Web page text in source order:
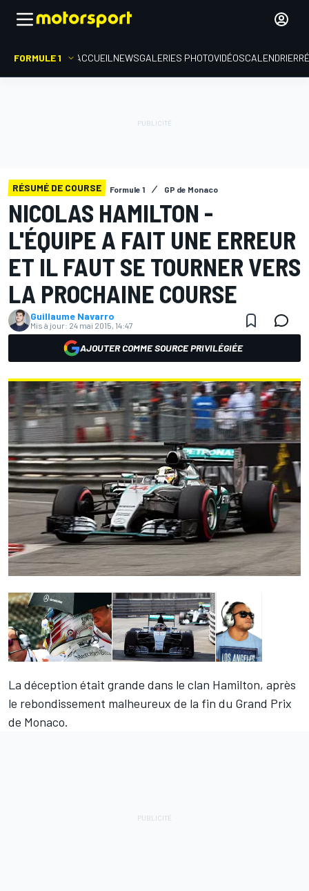
FORMULE 1 ACCUEIL NEWSGALERIES PHOTOVIDÉOSCALENDRIER
RÉSUMÉ DE COURSE Formule 1 GP de Monaco
NICOLAS HAMILTON -
L'ÉQUIPE A FAIT UNE ERREUR
ET IL FAUT SE TOURNER VERS
LA PROCHAINE COURSE
Guillaume Navarro
Mis à jour: 24 mai 2015, 14:47
AJOUTER COMME SOURCE PRIVILÉGIÉE
La déception était grande dans le clan Hamilton, après
le rebondissement malheureux de la fin du Grand Prix
de Monaco.